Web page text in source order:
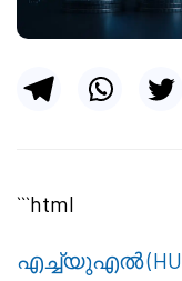
```html
എച്ച്യു‌എൽ